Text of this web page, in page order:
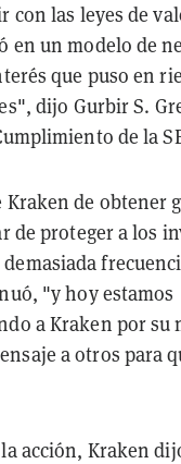
con las leyes de
en un modelo de
que puso en
dijo Gurbir S.
de la
Kraken de obtener
de proteger a los
"y hoy estamos
a Kraken por su
a otros para
acción, Kraken